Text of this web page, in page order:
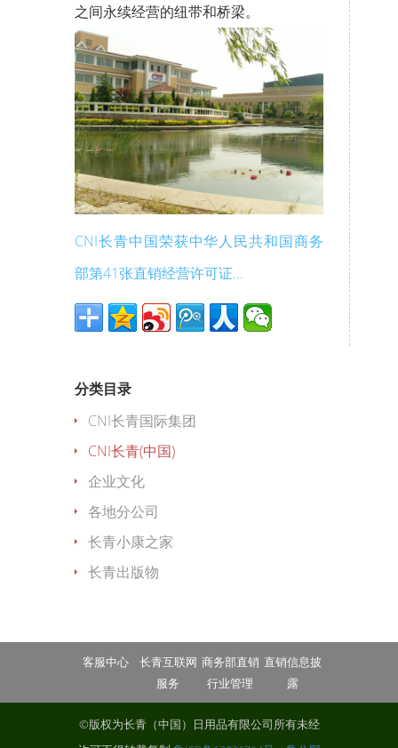
之间永续经营的纽带和桥梁。
CNI长青中国荣获中华人民共和国商务
部第41张直销经营许可证...
分类目录
CNI长青国际集团
CNI长青(中国)
企业文化
各地分公司
长青小康之家
长青出版物
客服中心
长青互联网
服务
商务部直销
行业管理
直销信息披
露
©版权为长青（中国）日用品有限公司所有未经